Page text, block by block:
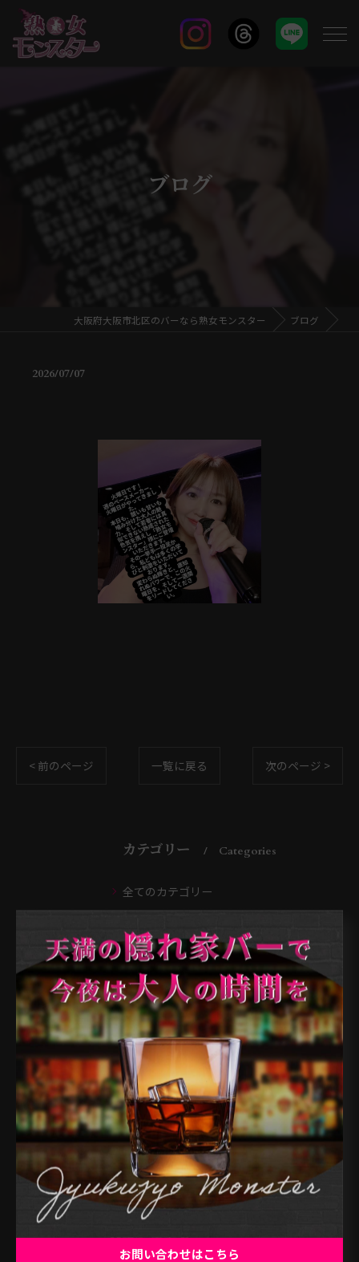
ブログ
大阪府大阪市北区のバーなら熟女モンスター ブログ
2026/07/07
< 前のページ 一覧に戻る 次のページ >
カテゴリー Categories
全てのカテゴリー
天神橋のバー
南森町のバー
扇町のバー
大阪市のバー
最近の投稿 Recent Posts
2026/07/25
お問い合わせはこちら